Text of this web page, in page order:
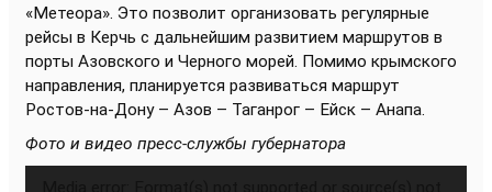
«Метеора». Это позволит организовать регулярные
рейсы в Керчь с дальнейшим развитием маршрутов в
порты Азовского и Черного морей. Помимо крымского
направления, планируется развиваться маршрут
Ростов-на-Дону – Азов – Таганрог – Ейск – Анапа.
Фото и видео пресс-службы губернатора